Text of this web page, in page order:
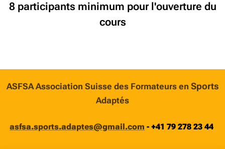
8 participants minimum pour l'ouverture du
cours
ASFSA Association Suisse des Formateurs en Sports
Adaptés
asfsa.sports.adaptes@gmail.com - +41 79 278 23 44